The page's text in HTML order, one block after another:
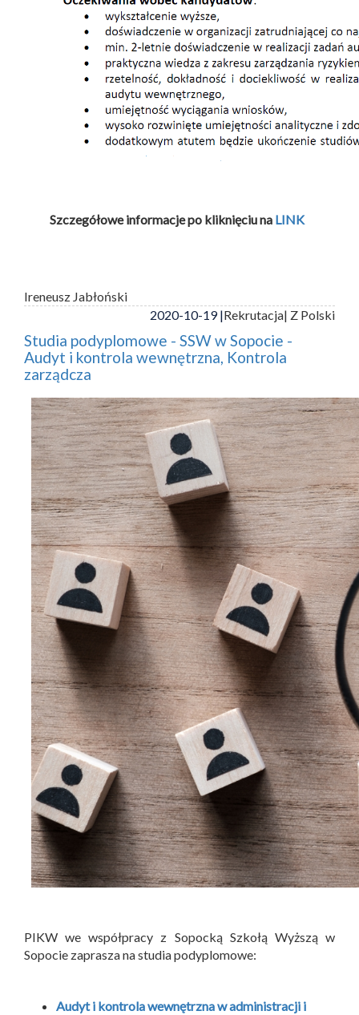
Szczegółowe informacje po kliknięciu na LINK
Ireneusz Jabłoński
2020-10-19 |Rekrutacja| Z Polski
Studia podyplomowe - SSW w Sopocie -
Audyt i kontrola wewnętrzna, Kontrola
zarządcza
PIKW we współpracy z Sopocką Szkołą Wyższą w
Sopocie zaprasza na studia podyplomowe:
Audyt i kontrola wewnętrzna w administracji i